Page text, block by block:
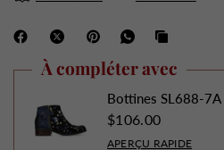
À compléter avec
Bottines SL688-7A
$106.00
APERÇU RAPIDE